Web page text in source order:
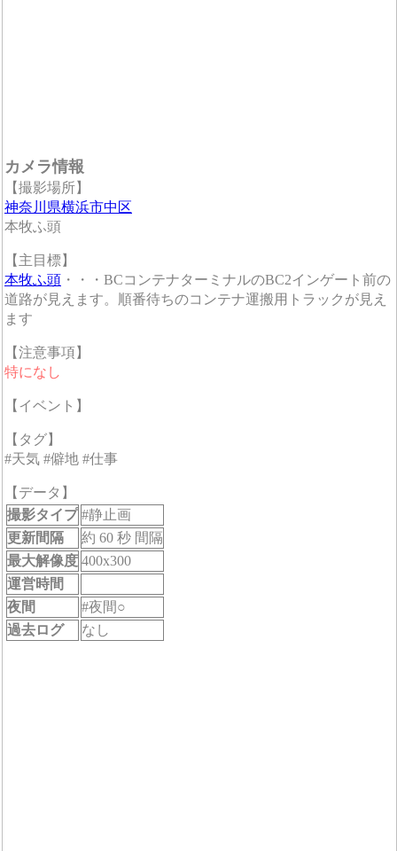
カメラ情報
【撮影場所】
神奈川県横浜市中区
本牧ふ頭
【主目標】
本牧ふ頭 ・・・BCコンテナターミナルのBC2インゲート前の
道路が見えます。順番待ちのコンテナ運搬用トラックが見え
ます
【注意事項】
特になし
【イベント】
【タグ】
#天気 #僻地 #仕事
【データ】
撮影タイプ #静止画
更新間隔
約 60 秒 間隔
最大解像度 400x300
運営時間
夜間
#夜間○
過去ログ
なし